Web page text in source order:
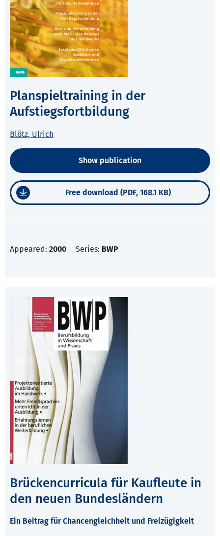
Planspieltraining in der
Aufstiegsfortbildung
Blötz, Ulrich
Show publication
Free download (PDF, 168.1 KB)
Appeared: 2000 Series: BWP
Brückencurricula für Kaufleute in
den neuen Bundesländern
Ein Beitrag für Chancengleichheit und Freizügigkeit